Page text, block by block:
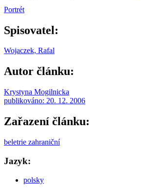
Portrét
Spisovatel:
Wojaczek, Rafal
Autor článku:
Krystyna Mogilnicka
publikováno: 20. 12. 2006
Zařazení článku:
beletrie zahraniční
Jazyk:
polsky